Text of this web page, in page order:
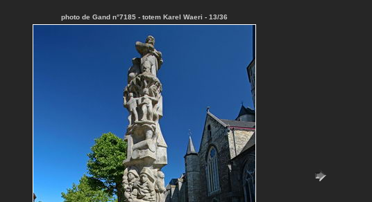
photo de Gand n°7185 - totem Karel Waeri - 13/36